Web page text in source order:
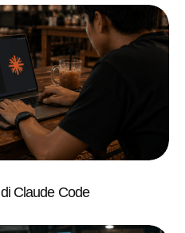
Claude Code